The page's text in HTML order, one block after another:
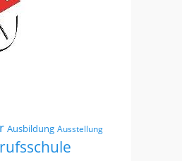
Ausbildung Ausstellung